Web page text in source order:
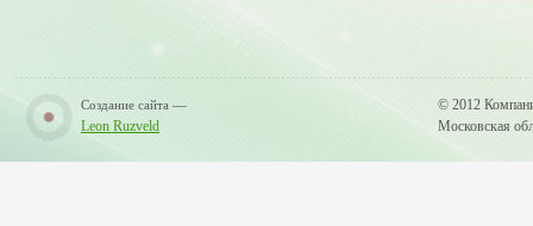
Создание сайта —
Leon Ruzveld
© 2012
Московская